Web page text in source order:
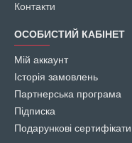
Контакти
ОСОБИСТИЙ КАБІНЕТ
Мій аккаунт
Історія замовлень
Партнерська програма
Підписка
Подарункові сертифікати